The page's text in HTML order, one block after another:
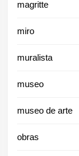
magritte
miro
muralista
museo
museo de arte
obras